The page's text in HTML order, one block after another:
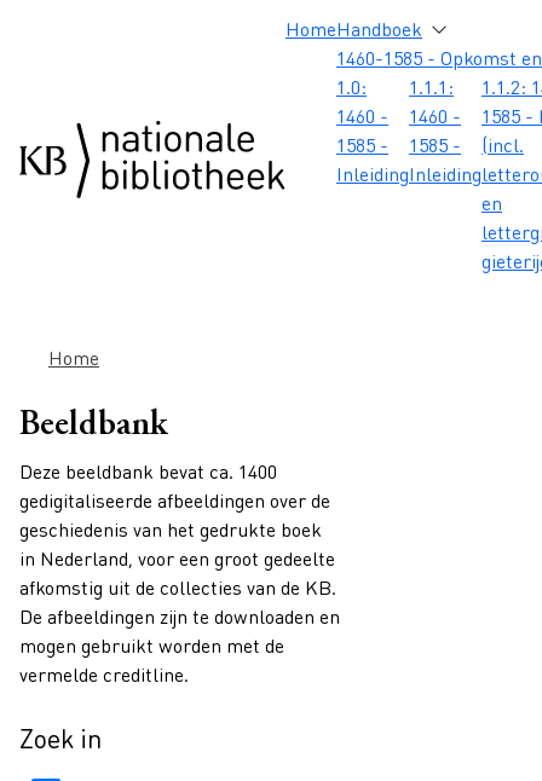
Hoofdnavigatie
HomeHandboek
1460-1585 - Opkomst
1.0:
1460 -
1585 -
Inleiding
1.1.1:
1460 -
1585 -
Inleiding
1.1.2:
1585
(incl.
en
Kruimelpad
Home
Beeldbank
Deze beeldbank bevat ca. 1400
gedigitaliseerde afbeeldingen over de
geschiedenis van het gedrukte boek
in Nederland, voor een groot gedeelte
afkomstig uit de collecties van de KB.
De afbeeldingen zijn te downloaden en
mogen gebruikt worden met de
vermelde creditline.
Zoek in